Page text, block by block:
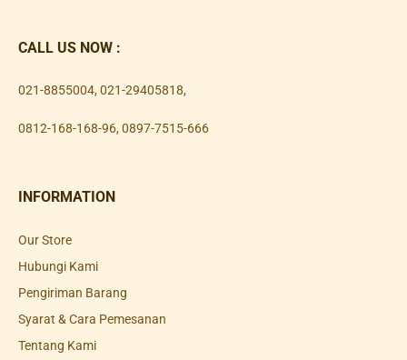
CALL US NOW :
021-8855004, 021-29405818,
0812-168-168-96, 0897-7515-666
INFORMATION
Our Store
Hubungi Kami
Pengiriman Barang
Syarat & Cara Pemesanan
Tentang Kami